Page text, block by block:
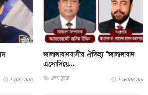
1 day ago
জালালাবাদবাসীর ঐতিহ্য "জালালাবাদ
এসোসিয়ে...
দেশজুড়ে 1 week ago